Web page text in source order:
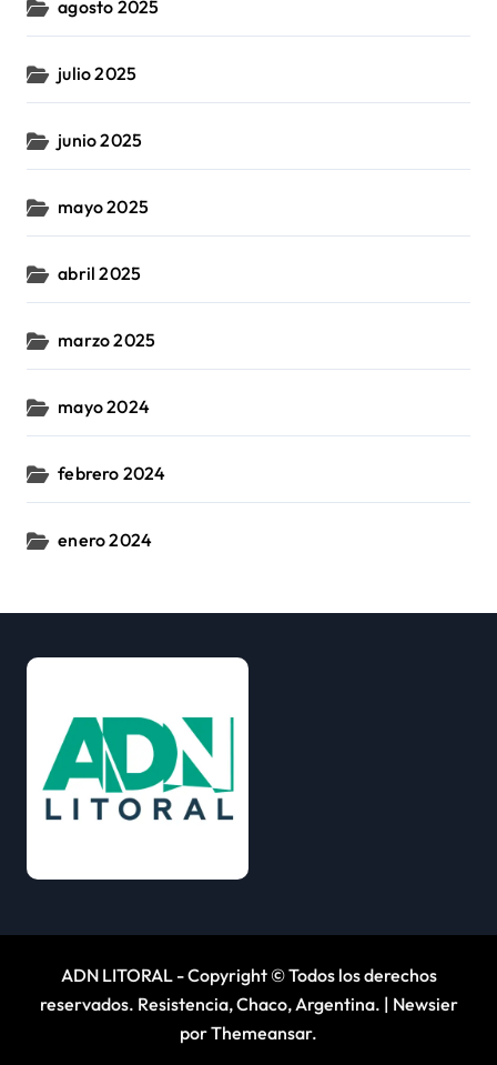
agosto 2025
julio 2025
junio 2025
mayo 2025
abril 2025
marzo 2025
mayo 2024
febrero 2024
enero 2024
ADN LITORAL - Copyright © Todos los derechos
reservados. Resistencia, Chaco, Argentina. | Newsier
porThemeansar.